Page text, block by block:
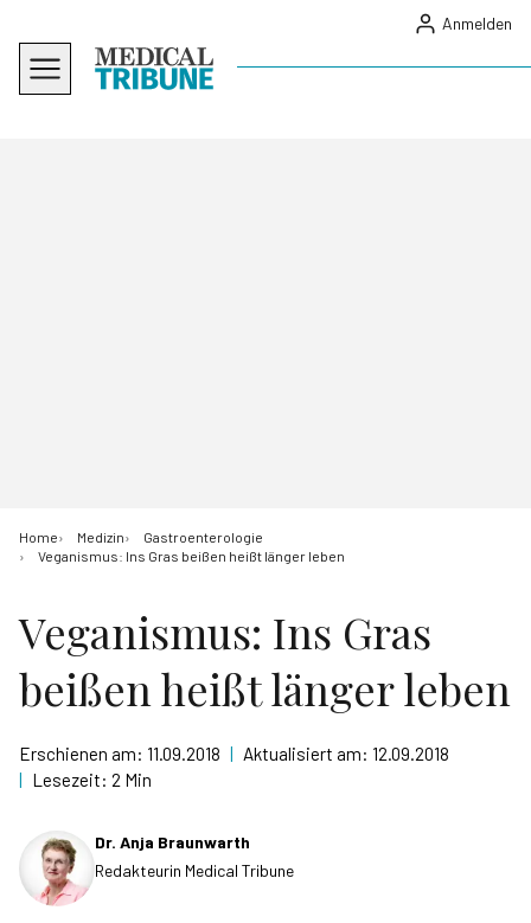
Anmelden
Home Medizin
Gastroenterologie
Veganismus: Ins Gras beißen heißt länger leben
Veganismus: Ins Gras
beißen heißt länger leben
Erschienen am: 11.09.2018 | Aktualisiert am: 12.09.2018
| Lesezeit: 2 Min
Dr. Anja Braunwarth
Redakteurin Medical Tribune